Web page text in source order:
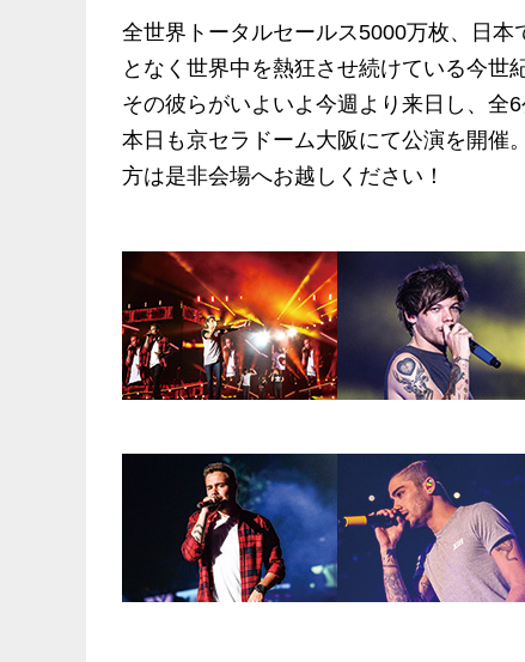
全世界トータルセールス5000万枚、日
となく世界中を熱狂させ続けている今世
その彼らがいよいよ今週より来日し、全
本日も京セラドーム大阪にて公演を開催
方は是非会場へお越しください！